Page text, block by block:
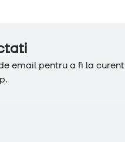
email pentru a fi la